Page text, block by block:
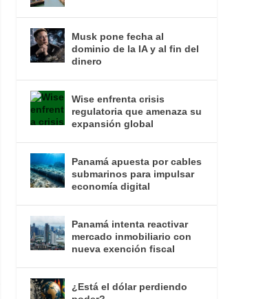
Musk pone fecha al
dominio de la IA y al fin del
dinero
Wise enfrenta crisis
regulatoria que amenaza su
expansión global
Panamá apuesta por cables
submarinos para impulsar
economía digital
Panamá intenta reactivar
mercado inmobiliario con
nueva exención fiscal
¿Está el dólar perdiendo